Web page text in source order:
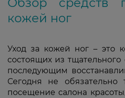
кожей ног
Уход за кожей ног – это
состоящих из
последующим
Сегодня не обязательно
посещение салона